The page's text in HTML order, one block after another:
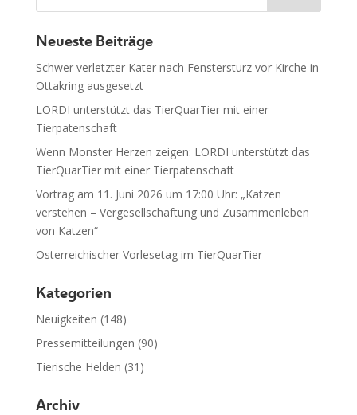
Neueste Beiträge
Schwer verletzter Kater nach Fenstersturz vor Kirche in
Ottakring ausgesetzt
LORDI unterstützt das TierQuarTier mit einer
Tierpatenschaft
Wenn Monster Herzen zeigen: LORDI unterstützt das
TierQuarTier mit einer Tierpatenschaft
Vortrag am 11. Juni 2026 um 17:00 Uhr: „Katzen
verstehen – Vergesellschaftung und Zusammenleben
von Katzen“
Österreichischer Vorlesetag im TierQuarTier
Kategorien
Neuigkeiten (148)
Pressemitteilungen (90)
Tierische Helden (31)
Archiv